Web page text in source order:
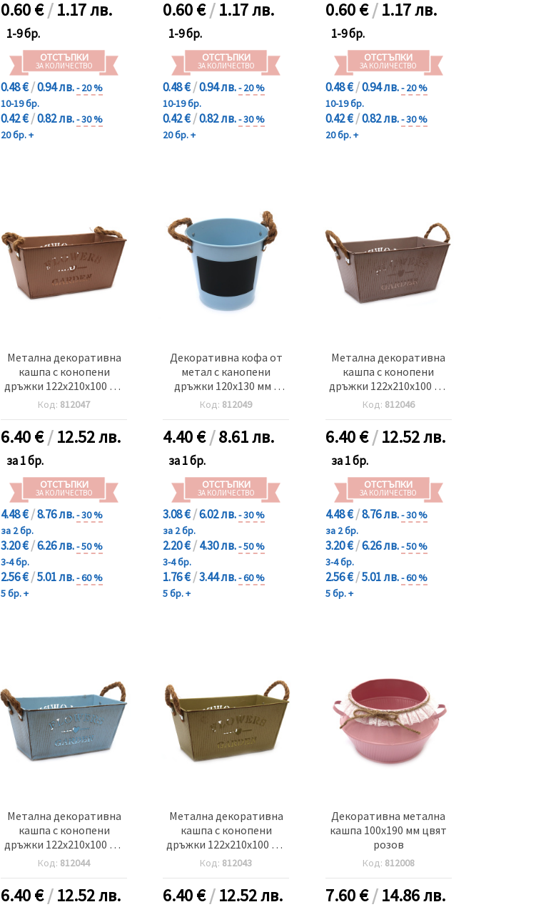
0.60€/1.17 лв.
1-9 бр.
ОТСТЪПКИ
ЗА КОЛИЧЕСТВО
0.48 €/0.94 лв.- 20 %
10-19 бр.
0.42 €/0.82 лв.- 30 %
20 бр. +
0.60€/1.17 лв.
1-9 бр.
ОТСТЪПКИ
ЗА КОЛИЧЕСТВО
0.48 €/0.94 лв.- 20 %
10-19 бр.
0.42 €/0.82 лв.- 30 %
20 бр. +
0.60€/1.17 лв.
1-9 бр.
ОТСТЪПКИ
ЗА КОЛИЧЕСТВО
0.48 €/0.94 лв.- 20 %
10-19 бр.
0.42 €/0.82 лв.- 30 %
20 бр. +
Метална декоративна
кашпа с конопени
дръжки 122x210x100 мм
Flowers and gardens
цвят бежов
Код: 812047
6.40€/12.52 лв.
за 1 бр.
ОТСТЪПКИ
ЗА КОЛИЧЕСТВО
4.48 €/8.76 лв.- 30 %
за 2 бр.
3.20 €/6.26 лв.- 50 %
3-4 бр.
2.56 €/5.01 лв.- 60 %
5 бр. +
Декоративна кофа от
метал с канопени
дръжки 120x130 мм с
място за писане цвят
Код: 812049
4.40€/8.61 лв.
за 1 бр.
ОТСТЪПКИ
ЗА КОЛИЧЕСТВО
3.08 €/6.02 лв.- 30 %
за 2 бр.
2.20 €/4.30 лв.- 50 %
3-4 бр.
1.76 €/3.44 лв.- 60 %
5 бр. +
Метална декоративна
кашпа с конопени
дръжки 122x210x100 мм
Flowers and gardens
цвят пепел от рози
Код: 812046
6.40€/12.52 лв.
за 1 бр.
ОТСТЪПКИ
ЗА КОЛИЧЕСТВО
4.48 €/8.76 лв.- 30 %
за 2 бр.
3.20 €/6.26 лв.- 50 %
3-4 бр.
2.56 €/5.01 лв.- 60 %
5 бр. +
Метална декоративна
кашпа с конопени
дръжки 122x210x100 мм
Flowers and gardens
цвят син
Код: 812044
6.40€/12.52 лв.
Метална декоративна
кашпа с конопени
дръжки 122x210x100 мм
Flowers and gardens
цвят зелен
Код: 812043
6.40€/12.52 лв.
Декоративна метална
кашпа 100x190 мм цвят
розов
Код: 812008
7.60€/14.86 лв.